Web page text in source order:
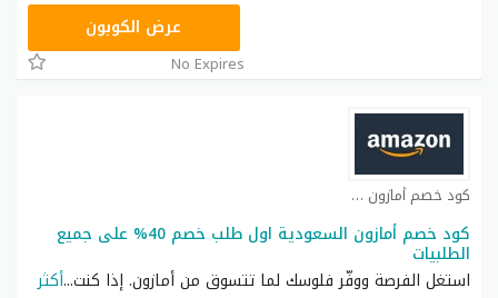
عرض الكوبون
No Expires
كود خصم أمازون كوبون
كود خصم أمازون السعودية اول طلب خصم 40% على جميع
الطلبيات
استغل الفرصة ووفّر فلوسك لما تتسوق من أمازون. إذا كنت...أكثر